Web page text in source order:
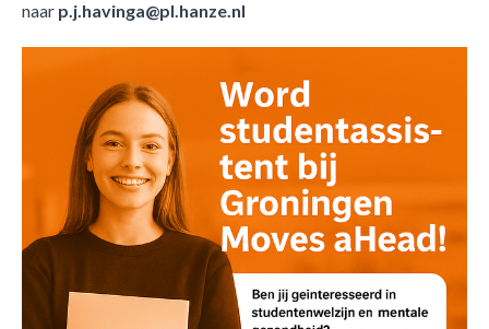
naar p.j.havinga@pl.hanze.nl